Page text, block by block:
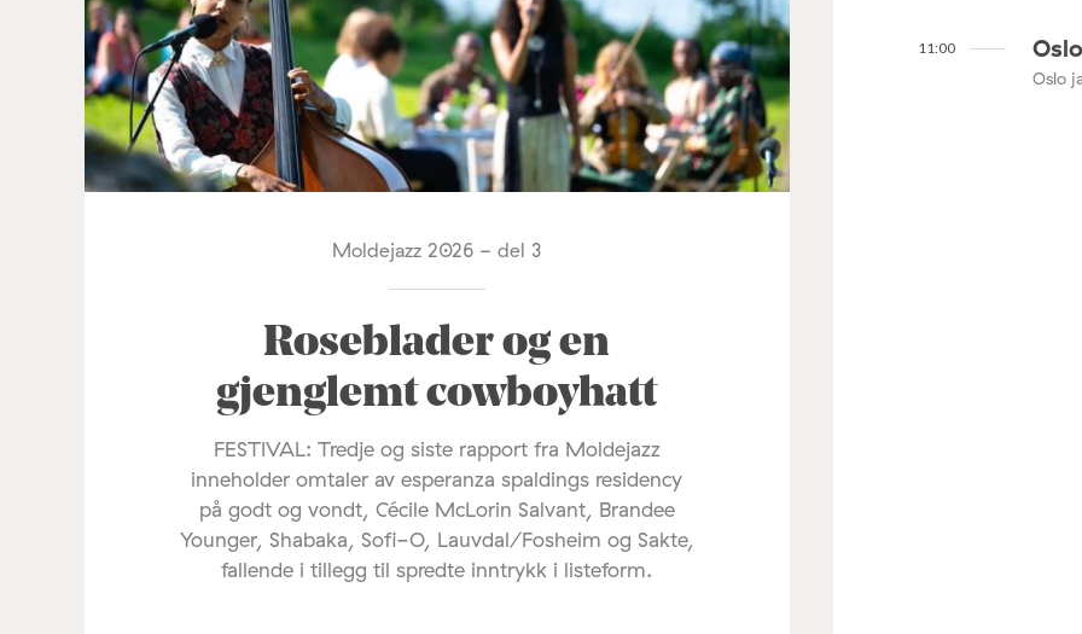
Moldejazz 2026 - del 3
Roseblader og en
gjenglemt cowboyhatt
FESTIVAL: Tredje og siste rapport fra Moldejazz
inneholder omtaler av esperanza spaldings residency
på godt og vondt, Cécile McLorin Salvant, Brandee
Younger, Shabaka, Sofi-O, Lauvdal/Fosheim og Sakte,
fallende i tillegg til spredte inntrykk i listeform.
11:00
Oslo